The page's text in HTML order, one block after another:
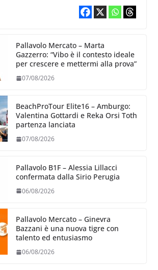
Pallavolo Mercato – Marta
Gazzerro: “Vibo è il contesto ideale
per crescere e mettermi alla prova”
07/08/2026
BeachProTour Elite16 – Amburgo:
Valentina Gottardi e Reka Orsi Toth
partenza lanciata
07/08/2026
Pallavolo B1F – Alessia Lillacci
confermata dalla Sirio Perugia
06/08/2026
Pallavolo Mercato – Ginevra
Bazzani è una nuova tigre con
talento ed entusiasmo
06/08/2026